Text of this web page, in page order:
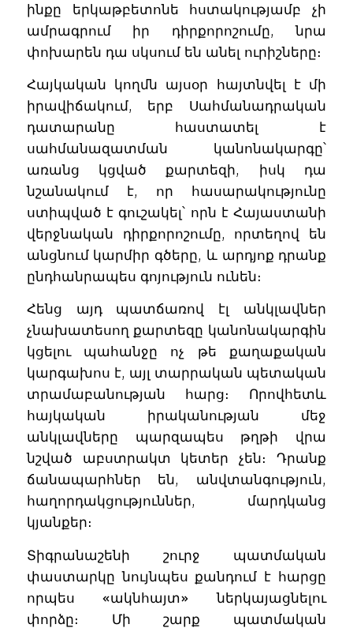
ինքը երկաթբետոնե հստակությամբ չի
ամրագրում իր դիրքորոշումը, նրա
փոխարեն դա սկսում են անել ուրիշները։
Հայկական կողմն այսօր հայտնվել է մի
իրավիճակում, երբ Սահմանադրական
դատարանը հաստատել է
սահմանազատման կանոնակարգը՝
առանց կցված քարտեզի, իսկ դա
նշանակում է, որ հասարակությունը
ստիպված է գուշակել՝ որն է Հայաստանի
վերջնական դիրքորոշումը, որտեղով են
անցնում կարմիր գծերը, և արդյոք դրանք
ընդհանրապես գոյություն ունեն։
Հենց այդ պատճառով էլ անկլավներ
չնախատեսող քարտեզը կանոնակարգին
կցելու պահանջը ոչ թե քաղաքական
կարգախոս է, այլ տարրական պետական
տրամաբանության հարց։ Որովհետև
հայկական իրականության մեջ
անկլավները պարզապես թղթի վրա
նշված աբստրակտ կետեր չեն։ Դրանք
ճանապարհներ են, անվտանգություն,
հաղորդակցություններ, մարդկանց
կյանքեր։
Տիգրանաշենի շուրջ պատմական
փաստարկը նույնպես քանդում է հարցը
որպես «ակնհայտ» ներկայացնելու
փորձը։ Մի շարք պատմական